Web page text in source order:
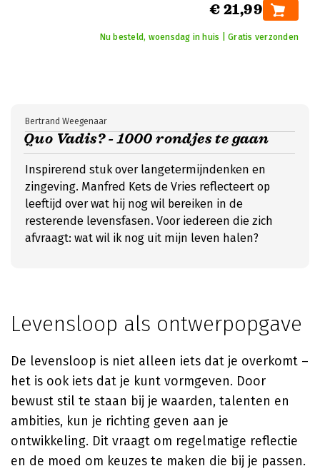
€ 21,99
Nu besteld, woensdag in huis | Gratis verzonden
Quo Vadis? - 1000 rondjes te gaan
Bertrand Weegenaar
Inspirerend stuk over langetermijndenken en
zingeving. Manfred Kets de Vries reflecteert op
leeftijd over wat hij nog wil bereiken in de
resterende levensfasen. Voor iedereen die zich
afvraagt: wat wil ik nog uit mijn leven halen?
Levensloop als ontwerpopgave
De levensloop is niet alleen iets dat je overkomt –
het is ook iets dat je kunt vormgeven. Door
bewust stil te staan bij je waarden, talenten en
ambities, kun je richting geven aan je
ontwikkeling. Dit vraagt om regelmatige reflectie
en de moed om keuzes te maken die bij je passen.